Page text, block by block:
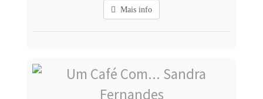
Mais info